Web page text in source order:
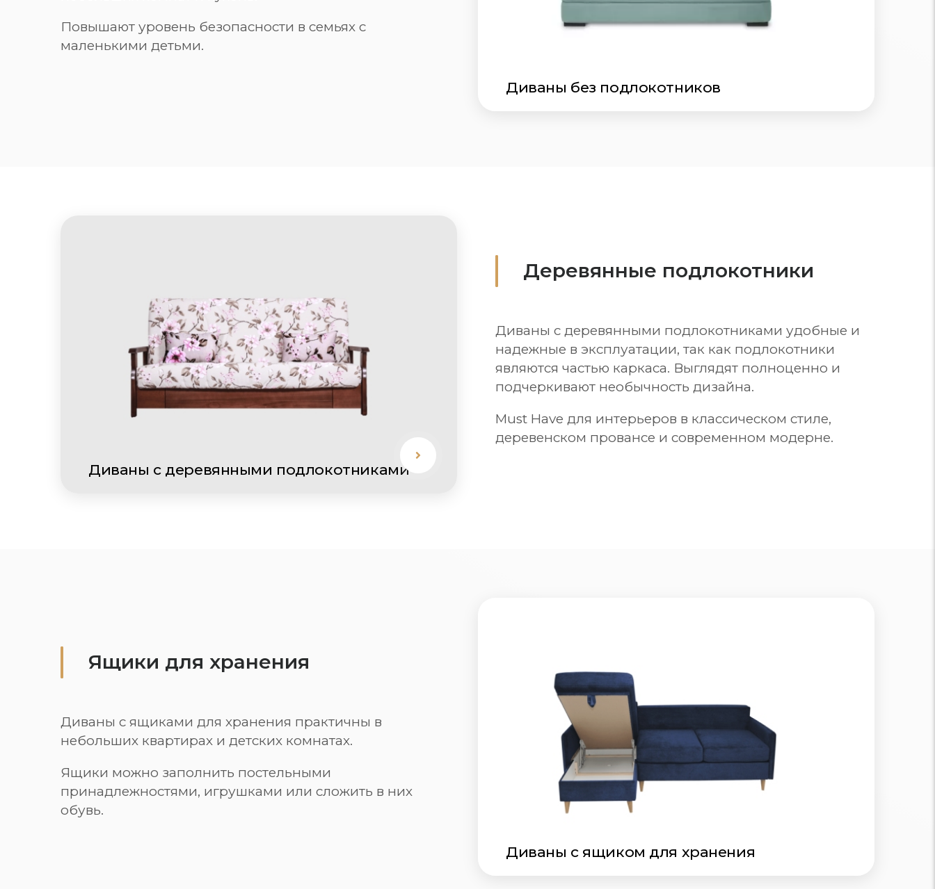
Повышают уровень безопасности в семьях с
маленькими детьми.
Диваны без подлокотников
Диваны с деревянными подлокотниками
Деревянные подлокотники
Диваны с деревянными подлокотниками удобные и
надежные в эксплуатации, так как подлокотники
являются частью каркаса. Выглядят полноценно и
подчеркивают необычность дизайна.
Must Have для интерьеров в классическом стиле,
деревенском провансе и современном модерне.
Ящики для хранения
Диваны с ящиками для хранения практичны в
небольших квартирах и детских комнатах.
Ящики можно заполнить постельными
принадлежностями, игрушками или сложить в них
обувь.
Диваны с ящиком для хранения